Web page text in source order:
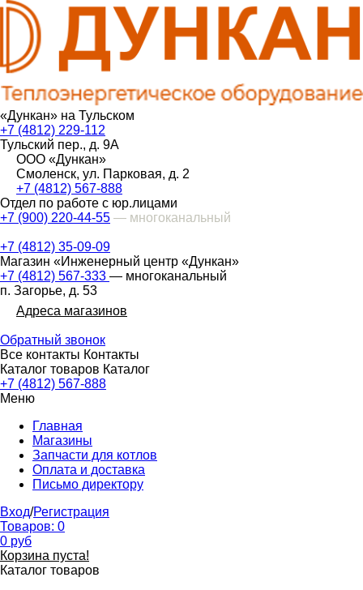
«Дункан» на Тульском
+7 (4812) 229-112
Тульский пер., д. 9А
ООО «Дункан»
Смоленск, ул. Парковая, д. 2
+7 (4812) 567-888
Отдел по работе с юр.лицами
+7 (900) 220-44-55 — многоканальный
+7 (4812) 35-09-09
Магазин «Инженерный центр «Дункан»
+7 (4812) 567-333 — многоканальный
п. Загорье, д. 53
Адреса магазинов
Обратный звонок
Все контакты Контакты
Каталог товаров Каталог
+7 (4812) 567-888
Меню
Главная
Магазины
Запчасти для котлов
Оплата и доставка
Письмо директору
Вход/Регистрация
Товаров: 0
0 руб
Корзина пуста!
Каталог товаров